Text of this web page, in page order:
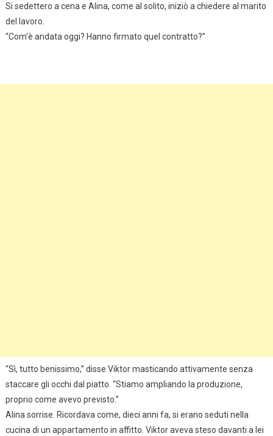
Si sedettero a cena e Alina, come al solito, iniziò a chiedere al marito
del lavoro.
“Com’è andata oggi? Hanno firmato quel contratto?”
“Sì, tutto benissimo,” disse Viktor masticando attivamente senza
staccare gli occhi dal piatto. “Stiamo ampliando la produzione,
proprio come avevo previsto.”
Alina sorrise. Ricordava come, dieci anni fa, si erano seduti nella
cucina di un appartamento in affitto. Viktor aveva steso davanti a lei